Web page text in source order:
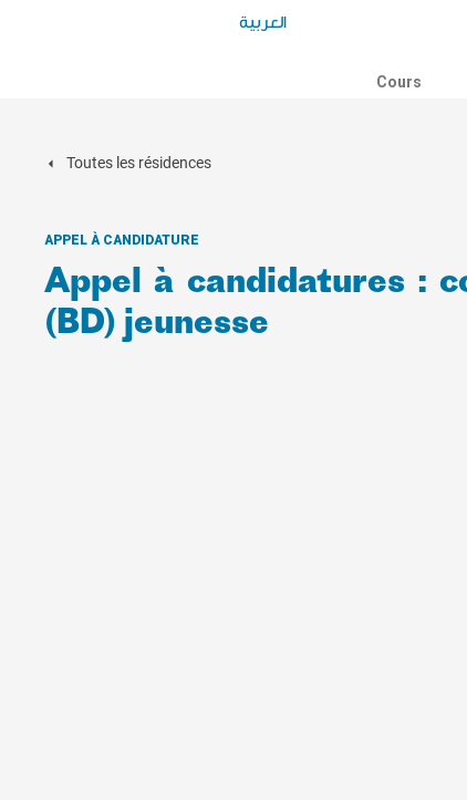
العربية
Cours
Toutes les résidences
APPEL À CANDIDATURE
Appel à candidatures :
(BD) jeunesse